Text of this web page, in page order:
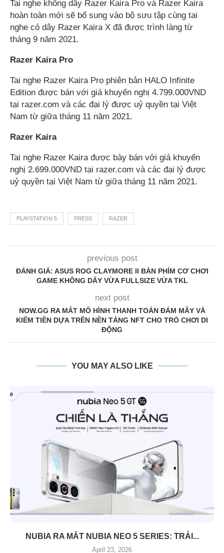
Tai nghe không dây Razer Kaira Pro và Razer Kaira
hoàn toàn mới sẽ bổ sung vào bộ sưu tập cùng tai
nghe có dây Razer Kaira X đã được trình làng từ
tháng 9 năm 2021.
Razer Kaira Pro
Tai nghe Razer Kaira Pro phiên bản HALO Infinite
Edition được bán với giá khuyến nghị 4.799.000VND
tại razer.com và các đại lý được uỷ quyền tại Việt
Nam từ giữa tháng 11 năm 2021.
Razer Kaira
Tai nghe Razer Kaira được bày bán với giá khuyến
nghị 2.699.000VND tại razer.com và các đại lý được
uỷ quyền tại Việt Nam từ giữa tháng 11 năm 2021.
PLAYSTATION 5 PRESS RAZER
previous post
ĐÁNH GIÁ: ASUS ROG CLAYMORE II BÀN PHÍM CƠ CHƠI
GAME KHÔNG DÂY VỪA FULLSIZE VỪA TKL
next post
NOW.GG RA MẮT MÔ HÌNH THANH TOÁN ĐÁM MÂY VÀ
KIẾM TIỀN DỰA TRÊN NỀN TẢNG NFT CHO TRÒ CHƠI DI
ĐỘNG
YOU MAY ALSO LIKE
NUBIA RA MẮT NUBIA NEO 5 SERIES: TRẢI...
April 23, 2026